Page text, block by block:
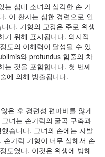
는 십대 소녀의 심각한 손 기
. 이 환자는 심한 경련으로 인
다. 기형의 교정은 주로 위생
기 위해 표시됩니다. 의지적
도의 이해력이 달성될 수 있
와 profundus 힘줄의 차
는 것을 포함합니다. 첫 번째
에 의해 방출됩니다.
은 후 경련성 편마비를 앓게
녀는 손가락의 굴곡 구축과
습니다. 그녀의 손에는 자발
손가락 기형이 너무 심해서 손
도였다. 이것은 위생에 방해